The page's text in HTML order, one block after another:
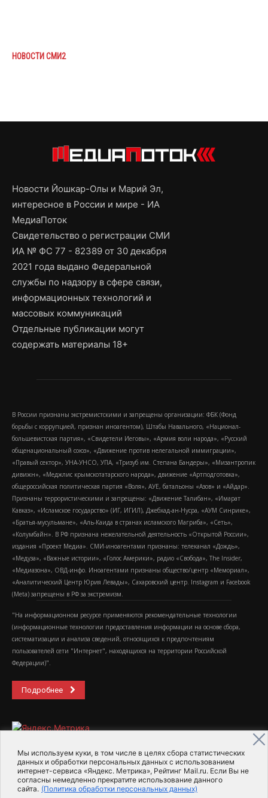
Мы используем куки, в том числе в целях сбора статистических
данных и обработки персональных данных с использованием
интернет-сервиса «Яндекс. Метрика», Рейтинг Mail.ru. Если Вы не
согласны немедленно прекратите использование данного
сайта. (Политика обработки персональных данных)
НОВОСТИ СМИ2
Новости Йошкар-Олы и Марий Эл,
интересное в России и мире - ИА
МедиаПоток
Свидетельство о регистрации СМИ
ИА № ФС 77 - 82389 от 30 декабря
2021 года выдано Федеральной
службы по надзору в сфере связи,
информационных технологий и
массовых коммуникаций
Отдельные публикации могут
содержать материалы 18+
В России признаны экстремистскими и запрещены организации: ФБК (Фонд
борьбы с коррупцией, признан иноагентом), Штабы Навального, «Национал-
большевистская партия», «Свидетели Иеговы», «Армия воли народа», «Русский
общенациональный союз», «Движение против нелегальной иммиграции»,
«Правый сектор», УНА-УНСО, УПА, «Тризуб им. Степана Бандеры», «Мизантропик
дивижн», «Меджлис крымскотатарского народа», движение «Артподготовка»,
общероссийская политическая партия «Воля», АУЕ, батальоны «Азов» и «Айдар».
Признаны террористическими и запрещены: «Движение Талибан», «Имарат
Кавказ», «Исламское государство» (ИГ, ИГИЛ), Джебхад-ан-Нусра, «АУМ Синрике»,
«Братья-мусульмане», «Аль-Каида в странах исламского Магриба», «Сеть»,
«Колумбайн». В РФ признана нежелательной деятельность «Открытой России»,
издания «Проект Медиа». СМИ-иноагентами признаны: телеканал «Дождь»,
«Медуза», «Важные истории», «Голос Америки», радио «Свобода», The Insider,
«Медиазона», ОВД-инфо. Иноагентами признаны общество/центр «Мемориал»,
«Аналитический Центр Юрия Левады», Сахаровский центр. Instagram и Facebook
(Metа) запрещены в РФ за экстремизм.
"На информационном ресурсе применяются рекомендательные технологии
(информационные технологии предоставления информации на основе сбора,
систематизации и анализа сведений, относящихся к предпочтениям
пользователей сети "Интернет", находящихся на территории Российской
Федерации)".
Подробнее
2015-2026- Информационное агентство МедиаПоток